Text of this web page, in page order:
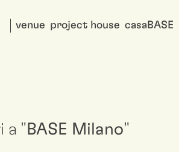
venue project house casaBASE
a " BASE Milano"